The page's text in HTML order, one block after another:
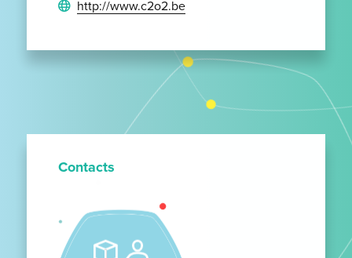
http://www.c2o2.be
Contacts